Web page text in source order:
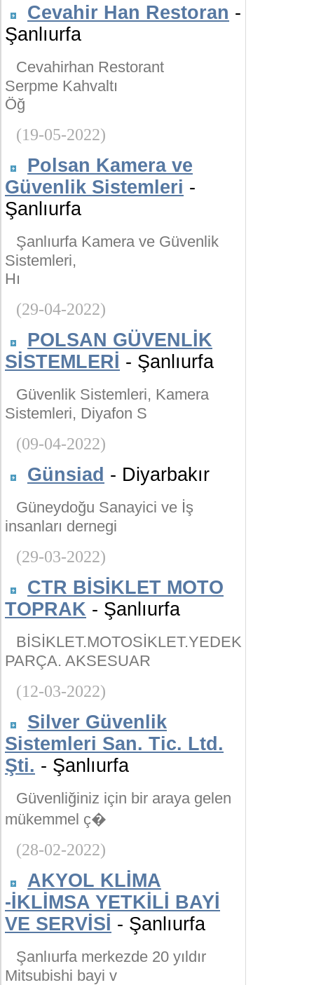
Cevahir Han Restoran -
Şanlıurfa
Cevahirhan Restorant
Serpme Kahvaltı
Öğ
(19-05-2022)
Polsan Kamera ve
Güvenlik Sistemleri -
Şanlıurfa
Şanlıurfa Kamera ve Güvenlik
Sistemleri,
Hı
(29-04-2022)
POLSAN GÜVENLİK
SİSTEMLERİ - Şanlıurfa
Güvenlik Sistemleri, Kamera
Sistemleri, Diyafon S
(09-04-2022)
Günsiad - Diyarbakır
Güneydoğu Sanayici ve İş
insanları dernegi
(29-03-2022)
CTR BİSİKLET MOTO
TOPRAK - Şanlıurfa
BİSİKLET.MOTOSİKLET.YEDEK
PARÇA. AKSESUAR
(12-03-2022)
Silver Güvenlik
Sistemleri San. Tic. Ltd.
Şti. - Şanlıurfa
Güvenliğiniz için bir araya gelen
mükemmel ç�
(28-02-2022)
AKYOL KLİMA
-İKLİMSA YETKİLİ BAYİ
VE SERVİSİ - Şanlıurfa
Şanlıurfa merkezde 20 yıldır
Mitsubishi bayi v